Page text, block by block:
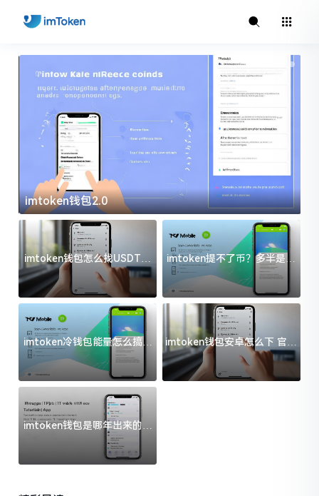
imtoken钱包2.0
imtoken钱包怎么找USDT地
址？三步搞定不踩坑
imtoken提不了币？多半是这
几件事没处理好
imtoken冷钱包能量怎么搞？
过来人告诉你门道
imtoken钱包安卓怎么下 官方
渠道避坑指南
imtoken钱包是哪年出来的？
一文给你说清楚